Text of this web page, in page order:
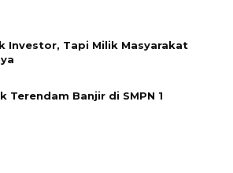
Investor, Tapi Milik Masyarakat
Terendam Banjir di SMPN 1